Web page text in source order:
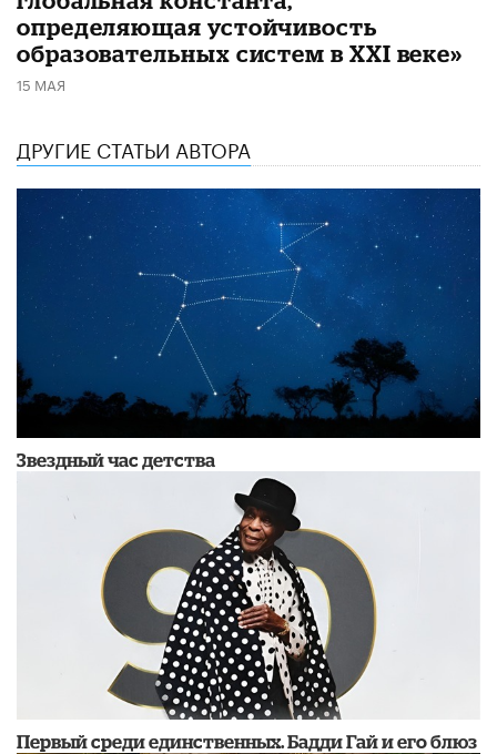
определяющая устойчивость
образовательных систем в XXI веке»
15 МАЯ
ДРУГИЕ СТАТЬИ АВТОРА
Звездный час детства
Первый среди единственных. Бадди Гай и его блюз